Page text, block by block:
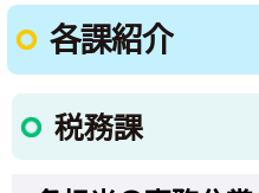
各課紹介
税務課